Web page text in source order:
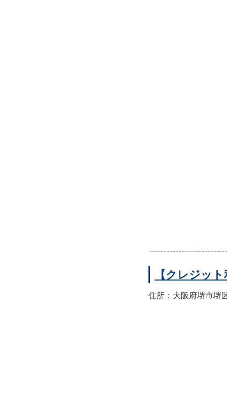
【クレジッ
住所：大阪府堺市堺